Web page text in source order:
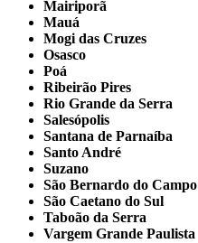
Mairiporã
Mauá
Mogi das Cruzes
Osasco
Poá
Ribeirão Pires
Rio Grande da Serra
Salesópolis
Santana de Parnaíba
Santo André
Suzano
São Bernardo do Campo
São Caetano do Sul
Taboão da Serra
Vargem Grande Paulista